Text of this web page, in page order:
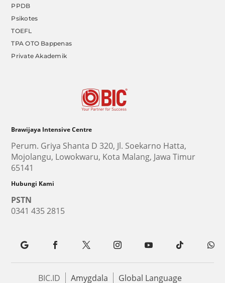
PPDB
Psikotes
TOEFL
TPA OTO Bappenas
Private Akademik
Brawijaya Intensive Centre
Perum. Griya Shanta D 320, Jl. Soekarno Hatta,
Mojolangu, Lowokwaru, Kota Malang, Jawa Timur
65141
Hubungi Kami
PSTN
0341 435 2815
BIC.ID Amygdala Global Language